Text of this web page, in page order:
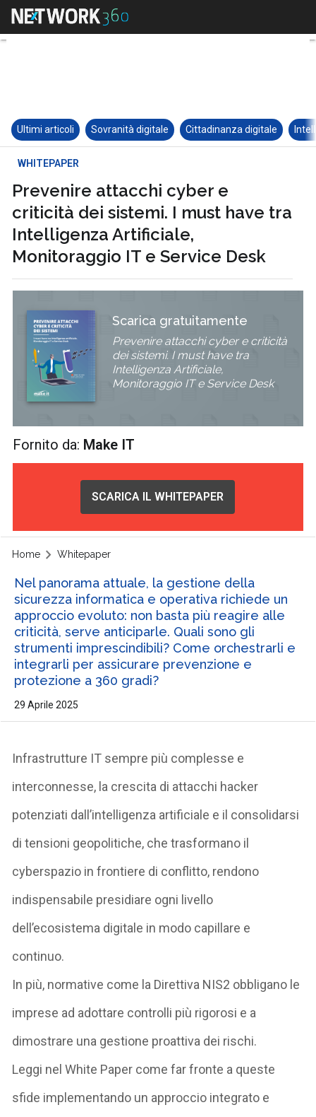
Ultimi articoli Sovranità digitale Cittadinanza digitale
WHITEPAPER
Prevenire attacchi cyber e
criticità dei sistemi. I must have tra
Intelligenza Artificiale,
Monitoraggio IT e Service Desk
Scarica gratuitamente
Prevenire attacchi cyber e criticità
dei sistemi. I must have tra
Intelligenza Artificiale,
Monitoraggio IT e Service Desk
Fornito da: Make IT
SCARICA IL WHITEPAPER
Home Whitepaper
Nel panorama attuale, la gestione della
sicurezza informatica e operativa richiede un
approccio evoluto: non basta più reagire alle
criticità, serve anticiparle. Quali sono gli
strumenti imprescindibili? Come orchestrarli e
integrarli per assicurare prevenzione e
protezione a 360 gradi?
29 Aprile 2025
Infrastrutture IT sempre più complesse e
interconnesse, la crescita di attacchi hacker
potenziati dall’intelligenza artificiale e il consolidarsi
ditensioni geopolitiche, chetrasformano il
cyberspazio infrontiere di conflitto, rendono
indispensabile presidiare ogni livello
dell’ecosistema digitale in modo capillare e
continuo.
In più, normative come la Direttiva NIS2 obbligano le
imprese ad adottare controlli più rigorosi e a
dimostrare una gestione proattiva dei rischi.
Leggi nel White Paper come farfronte a queste
sfide implementando un approccio integrato e